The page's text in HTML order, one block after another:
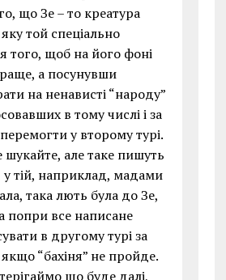
що Зе – то креатура
той спеціально
того, щоб на його фоні
а посунувши
на ненависті “народу”
в тому числі і за
у второму турі.
шукайте, але таке пишуть
у тій, наприклад, мадами
така лють була до Зе,
попри все написане
в другому турі за
“бахіня” не пройде.
що буде далі,